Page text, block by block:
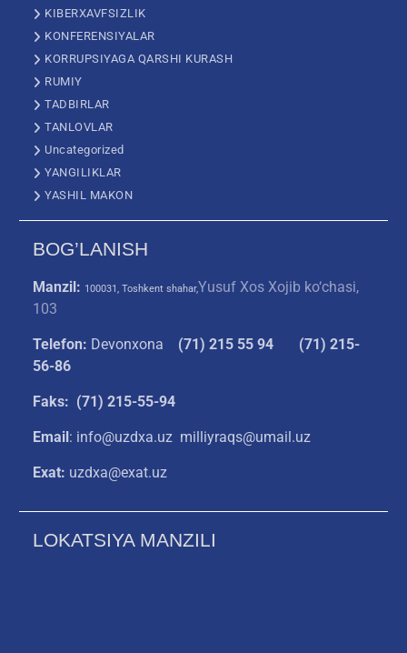
KIBERXAVFSIZLIK
KONFERENSIYALAR
KORRUPSIYAGA QARSHI KURASH
RUMIY
TADBIRLAR
TANLOVLAR
Uncategorized
YANGILIKLAR
YASHIL MAKON
BOG’LANISH
Manzil: 100031, Toshkent shahar,Yusuf Xos Xojib ko‘chasi,
103
Telefon: Devonxona (71) 215 55 94
(71) 215-
56-86
Faks: (71) 215-55-94
Email : info@uzdxa.uz milliyraqs@umail.uz
Exat: uzdxa@exat.uz
LOKATSIYA MANZILI